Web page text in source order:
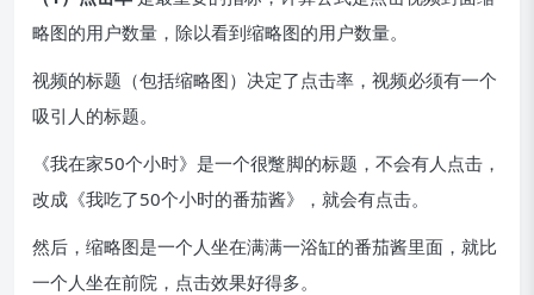
略图的用户数量，除以看到缩略图的用户数量。
视频的标题（包括缩略图）决定了点击率，视频必须有一个
吸引人的标题。
《我在家50个小时》是一个很蹩脚的标题，不会有人点击，
改成《我吃了50个小时的番茄酱》，就会有点击。
然后，缩略图是一个人坐在满满一浴缸的番茄酱里面，就比
一个人坐在前院，点击效果好得多。